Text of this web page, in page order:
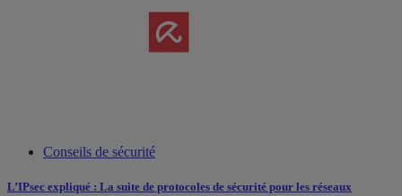
Conseils de sécurité
L’IPsec expliqué : La suite de protocoles de sécurité pour les réseaux